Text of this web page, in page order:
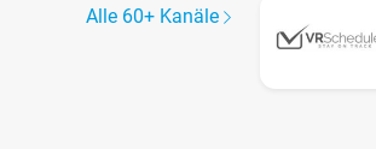
Alle 60+ Kanäle